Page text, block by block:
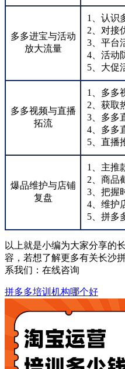
多多进宝与活动
放大流量
1、认识
2、对接
3、平台
4、活动
5、大促
多多视频与直播
拓流
1、多多
2、获取
3、多多
4、多多
5、直播
爆品维护与店铺
复盘
1、主推
2、商品
3、把握
4、维护
5、拼多
以上就是小编为大家分享的
容，若想了解更多有关长沙
系我们： 在线咨询
拼多多培训机构哪个好